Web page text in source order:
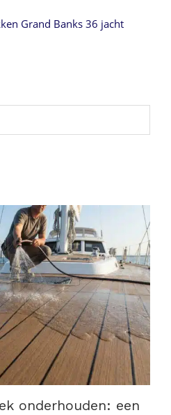
Grand Banks 36 jacht
onderhouden: een